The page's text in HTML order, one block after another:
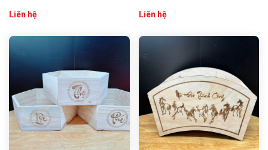
Liên hệ Liên hệ